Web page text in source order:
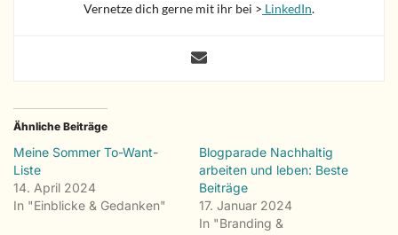
Vernetze dich gerne mit ihr bei > LinkedIn.
Ähnliche Beiträge
Meine Sommer To-Want-
Liste
14. April 2024
In "Einblicke & Gedanken"
Blogparade Nachhaltig
arbeiten und leben: Beste
Beiträge
17. Januar 2024
In "Branding &